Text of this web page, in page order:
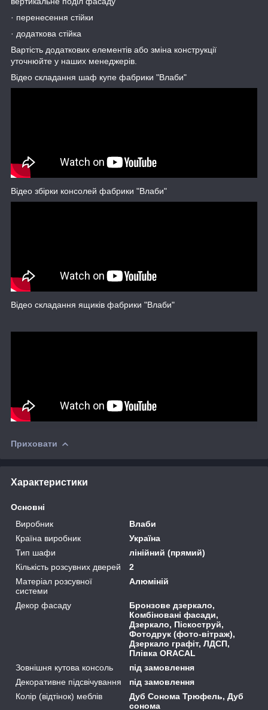
· перенесення стійки
· додаткова стійка
Вартість додаткових елементів або зміна конструкції
уточнюйте у наших менеджерів.
Відео складання шаф купе фабрики "Влаби"
Відео збірки консолей фабрики "Влаби"
Відео складання ящиків фабрики "Влаби"
Приховати
Характеристики
Основні
Виробник
Влаби
Країна виробник
Україна
Тип шафи
лінійний (прямий)
Кількість розсувних дверей
2
Матеріал розсувної
системи
Алюміній
Декор фасаду
Бронзове дзеркало,
Комбіновані фасади,
Дзеркало, Піскоструй,
Фотодрук (фото-вітраж),
Дзеркало графіт, ЛДСП,
Плівка ORACAL
Зовнішня кутова консоль
під замовлення
Декоративне підсвічування
під замовлення
Колір (відтінок) меблів
Дуб Сонома Трюфель, Дуб
сонома